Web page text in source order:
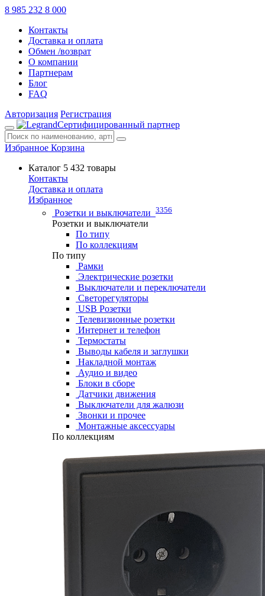
8 985 232 8 000
Контакты
Доставка и оплата
Обмен /возврат
О компании
Партнерам
Блог
FAQ
Авторизация Регистрация
Сертифицированный партнер
Избранное Корзина
Каталог 5 432 товары
Контакты
Доставка и оплата
Избранное
Розетки и выключатели 3356
Розетки и выключатели
По типу
По коллекциям
По типу
Рамки
Электрические розетки
Выключатели и переключатели
Светорегуляторы
USB Розетки
Телевизионные розетки
Интернет и телефон
Термостаты
Выводы кабеля и заглушки
Накладной монтаж
Аудио и видео
Блоки в сборе
Датчики движения
Выключатели для жалюзи
Звонки и прочее
Монтажные аксессуары
По коллекциям